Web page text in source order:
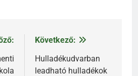
Következő:
Hulladékudvarban
leadható hulladékok